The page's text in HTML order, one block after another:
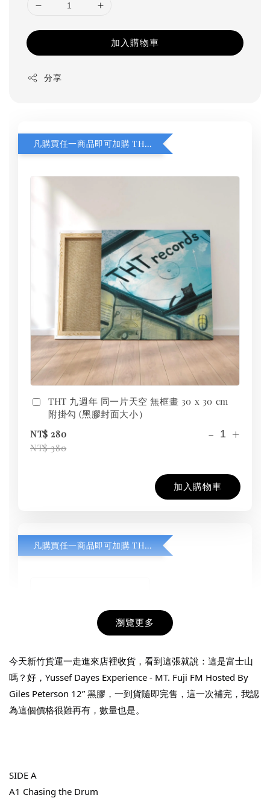
加入購物車
分享
凡購買任一商品即可加購 THT 九週年 同一片天空 無框畫 30 x 30 cm 附掛勾 (黑膠封面大小）
THT 九週年 同一片天空 無框畫 30 x 30 cm
附掛勾 (黑膠封面大小）
NT$ 280
NT$ 380
- +
加入購物車
凡購買任一商品即可加購 THT 九週年紀念 T-shirt
THT 九週年紀念 T-shirt
瀏覽更多
今天新竹貨運一走進來店裡收貨，看到這張就說：這是富士山
嗎？好，Yussef Dayes Experience - MT. Fuji FM Hosted By
Giles Peterson 12” 黑膠，一到貨隨即完售，這一次補完，我認
為這個價格很難再有，數量也是。
SIDE A
A1 Chasing the Drum